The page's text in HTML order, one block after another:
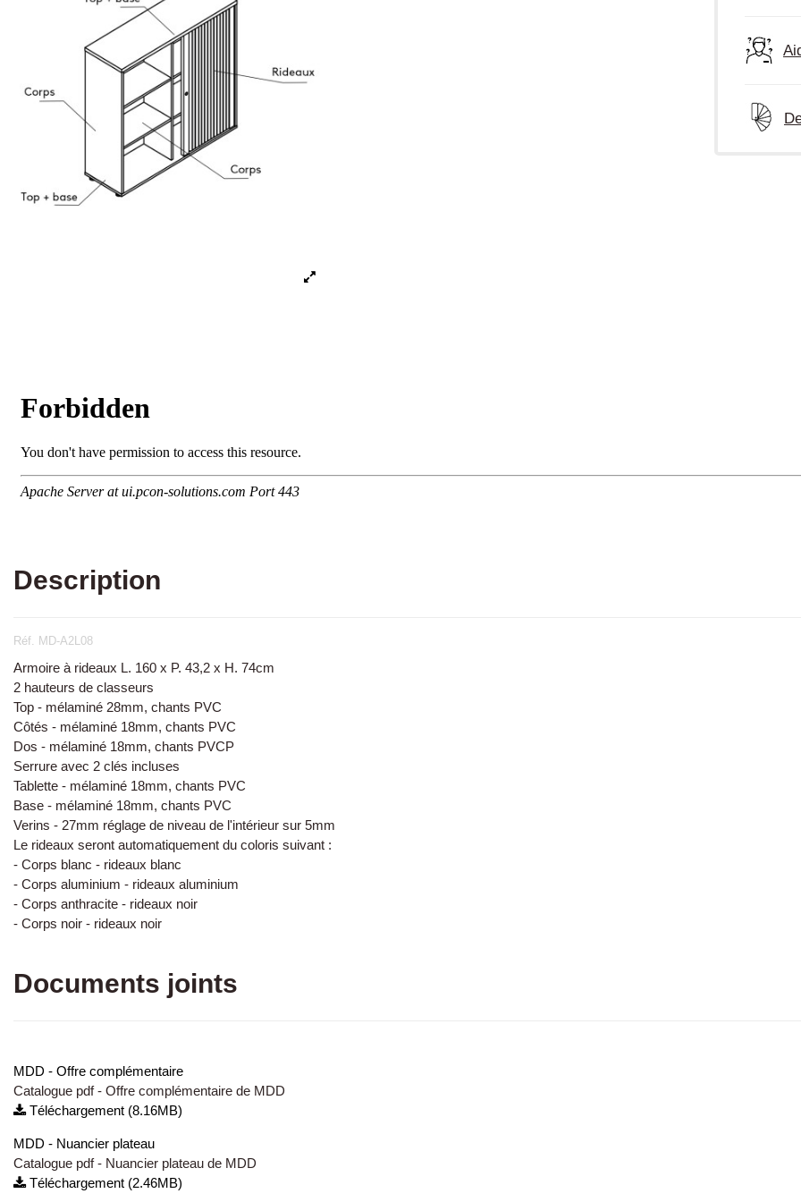
Description
Réf. MD-A2L08
Armoire à rideaux L. 160 x P. 43,2 x H. 74cm
2 hauteurs de classeurs
Top - mélaminé 28mm, chants PVC
Côtés - mélaminé 18mm, chants PVC
Dos - mélaminé 18mm, chants PVCP
Serrure avec 2 clés incluses
Tablette - mélaminé 18mm, chants PVC
Base - mélaminé 18mm, chants PVC
Verins - 27mm réglage de niveau de l'intérieur sur 5mm
Le rideaux seront automatiquement du coloris suivant :
- Corps blanc - rideaux blanc
- Corps aluminium - rideaux aluminium
- Corps anthracite - rideaux noir
- Corps noir - rideaux noir
Documents joints
MDD - Offre complémentaire
Catalogue pdf - Offre complémentaire de MDD
Téléchargement (8.16MB)
MDD - Nuancier plateau
Catalogue pdf - Nuancier plateau de MDD
Téléchargement (2.46MB)